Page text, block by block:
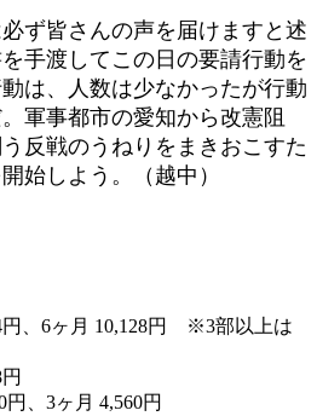
ず皆さんの声を届けますと述
手渡してこの日の要請行動を
は、人数は少なかったが行動
軍事都市の愛知から改憲阻
反戦のうねりをまきおこすた
始しよう。（越中）
円、6ヶ月 10,128円 ※3部以上は
円、3ヶ月 4,560円